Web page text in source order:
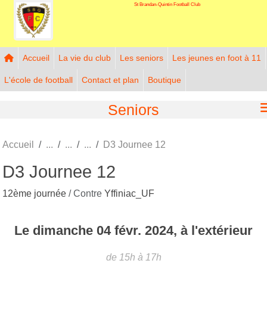
St Brandan-Quintin Football Club
Accueil La vie du club Les seniors Les jeunes en foot à 11
L'école de football Contact et plan Boutique
Seniors
Accueil D3 Journee 12
D3 Journee 12
12ème journée / Contre Yffiniac_UF
Le dimanche 04 févr. 2024, à l'extérieur
de 15h à 17h
Panneau de gestion des cookies